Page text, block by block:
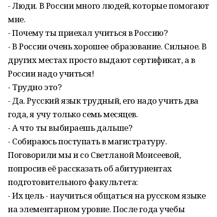
- Люди. В России много людей, которые помогают
мне.
- Почему ты приехал учиться в Россию?
- В России очень хорошее образование. Сильное. В
других местах просто выдают сертификат, а в
России надо учиться!
- Трудно это?
- Да. Русский язык трудный, его надо учить два
года, я учу только семь месяцев.
- А что ты выбираешь дальше?
- Собираюсь поступать в магистратуру.
Поговорили мы и со Светланой Моисеевой,
попросив её рассказать об абитуриентах
подготовительного факультета:
- Их цель - научиться общаться на русском языке
на элементарном уровне. После года учебы